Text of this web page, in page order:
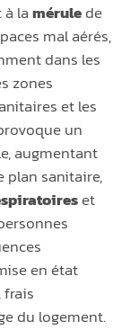
lamérulede
mal aérés,
dans les
zones
et les
un
augmentant
plan sanitaire,
et
en état
du logement.